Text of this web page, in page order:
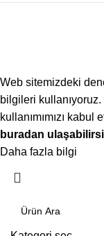
Web sitemizdeki
bilgileri
kullanımımızı kabul
buradan
Daha fazla bilgi